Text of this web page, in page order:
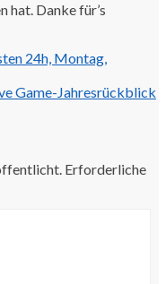
hat. Danke für’s
24h, Montag,
Game-Jahresrückblick
Erforderliche